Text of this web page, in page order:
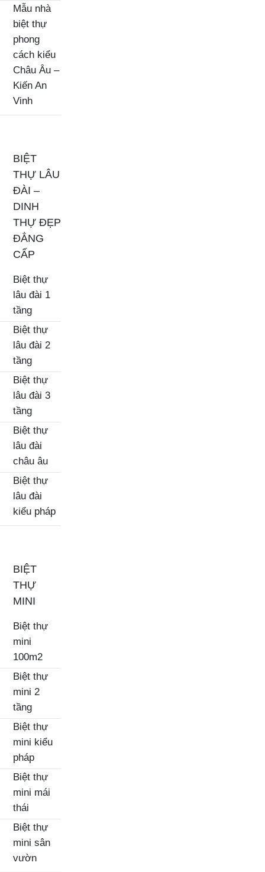
Mẫu nhà
biệt thự
phong
cách kiểu
Châu Âu –
Kiến An
Vinh
BIỆT
THỰ LÂU
ĐÀI –
DINH
THỰ ĐẸP
ĐẲNG
CẤP
Biệt thự
lâu đài 1
tầng
Biệt thự
lâu đài 2
tầng
Biệt thự
lâu đài 3
tầng
Biệt thự
lâu đài
châu âu
Biệt thự
lâu đài
kiểu pháp
BIỆT
THỰ
MINI
Biệt thự
mini
100m2
Biệt thự
mini 2
tầng
Biệt thự
mini kiểu
pháp
Biệt thự
mini mái
thái
Biệt thự
mini sân
vườn